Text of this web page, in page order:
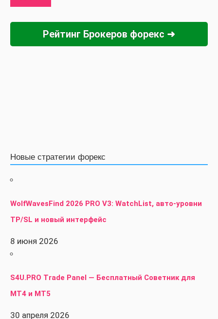
Рейтинг Брокеров форекс ➜
Новые стратегии форекс
WolfWavesFind 2026 PRO V3: WatchList, авто-уровни
TP/SL и новый интерфейс
8 июня 2026
S4U.PRO Trade Panel — Бесплатный Советник для
MT4 и MT5
30 апреля 2026